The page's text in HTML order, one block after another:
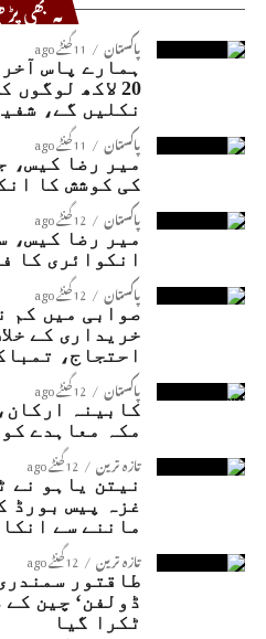
یہ بھی
پاکستان 11 گھنٹے ago
ہمارے پاس
20 لاکھ
نکلیں گے،
پاکستان 11 گھنٹے ago
میر رضا کیس،
کی کوشش کا
پاکستان 12 گھنٹے ago
میر رضا کیس،
انکوائری کا
پاکستان 12 گھنٹے ago
صوابی میں کم
خریداری کے
احتجاج،
پاکستان 12 گھنٹے ago
کابینہ
مکہ معاہدے
تازہ ترین 12 گھنٹے ago
نیتن یاہو نے
غزہ پیس بورڈ
ماننے سے
تازہ ترین 12 گھنٹے ago
طاقتور
ڈولفن‘ چین
ٹکرا گیا